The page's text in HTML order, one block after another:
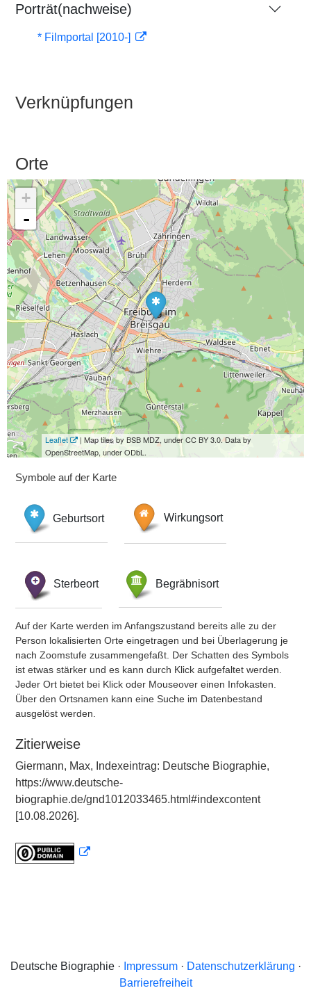
Porträt(nachweise)
* Filmportal [2010-]
Verknüpfungen
Orte
+
-
Leaflet
| Map tiles by BSB MDZ, under CC BY 3.0. Data by
OpenStreetMap, under ODbL.
Symbole auf der Karte
Geburtsort Wirkungsort
Sterbeort Begräbnisort
Auf der Karte werden im Anfangszustand bereits alle zu der
Person lokalisierten Orte eingetragen und bei Überlagerung je
nach Zoomstufe zusammengefaßt. Der Schatten des Symbols
ist etwas stärker und es kann durch Klick aufgefaltet werden.
Jeder Ort bietet bei Klick oder Mouseover einen Infokasten.
Über den Ortsnamen kann eine Suche im Datenbestand
ausgelöst werden.
Zitierweise
Giermann, Max, Indexeintrag: Deutsche Biographie,
https://www.deutsche-
biographie.de/gnd1012033465.html#indexcontent
[10.08.2026].
Deutsche Biographie · Impressum· Datenschutzerklärung ·
Barrierefreiheit